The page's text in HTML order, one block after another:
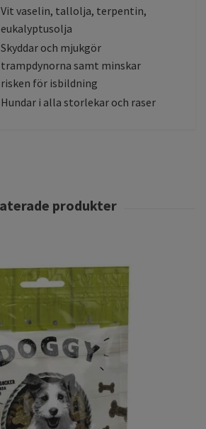
Vit vaselin, tallolja, terpentin,
eukalyptusolja
Skyddar och mjukgör
trampdynorna samt minskar
risken för isbildning
Hundar i alla storlekar och raser